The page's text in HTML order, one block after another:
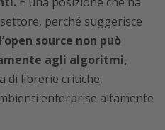
perché suggerisce
source non può
agli algoritmi,
di librerie critiche,
enterprise altamente